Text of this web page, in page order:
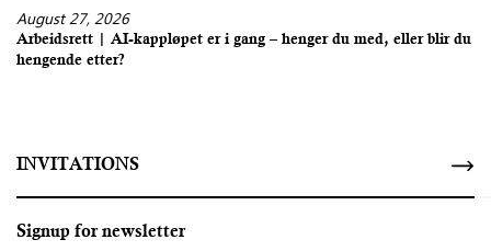
August 27, 2026
Arbeidsrett | AI-kappløpet er i gang – henger du med, eller blir du
hengende etter?
INVITATIONS
Signup for newsletter